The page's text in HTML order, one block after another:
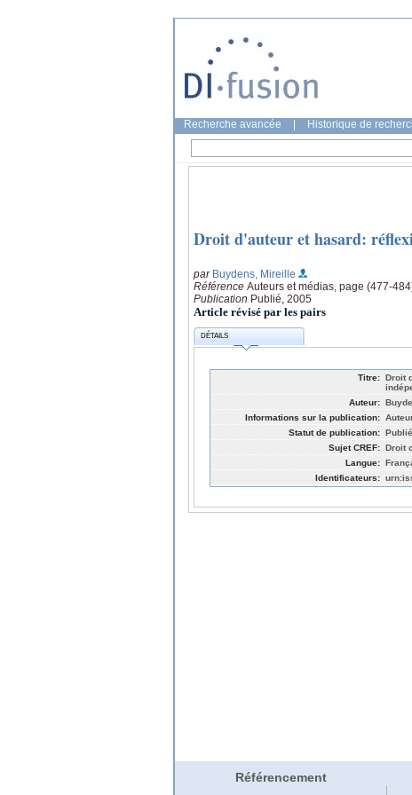
Recherche avancée Historique de
Droit d'auteur et hasard:
par Buydens, Mireille
Référence Auteurs et médias, page (477-
Publication Publié, 2005
Article révisé par les pairs
DÉTAILS
Titre: Droit
Auteur:
Informations sur la publication:
Statut de publication:
Sujet CREF: Droit
Langue:
Identificateurs:
Référencement